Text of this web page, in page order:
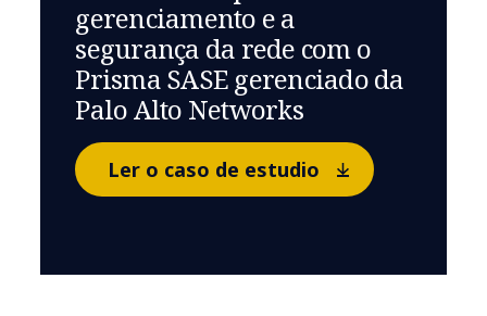
gerenciamento e a
segurança da rede com o
Prisma SASE gerenciado da
Palo Alto Networks
Ler o caso de estudio